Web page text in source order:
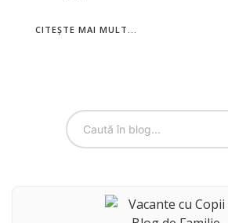
CITEȘTE MAI MULT...